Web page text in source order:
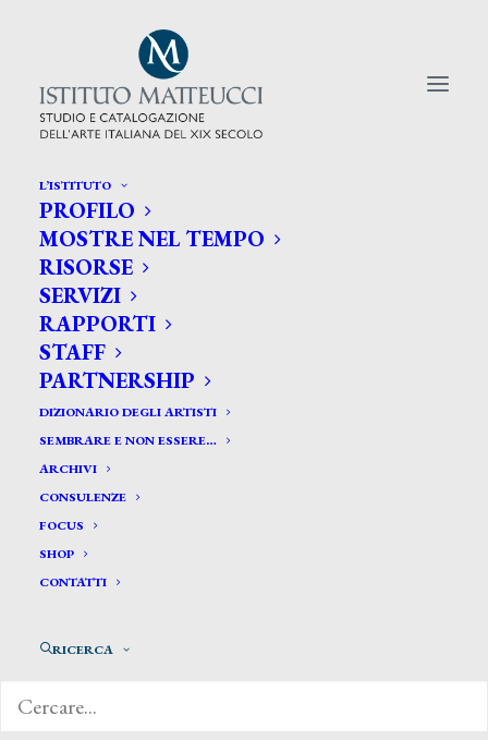
L’ISTITUTO
PROFILO
MOSTRE NEL TEMPO
RISORSE
SERVIZI
RAPPORTI
STAFF
PARTNERSHIP
DIZIONARIO DEGLI ARTISTI
SEMBRARE E NON ESSERE…
ARCHIVI
CONSULENZE
FOCUS
SHOP
CONTATTI
RICERCA
CERCA TRA GLI ARTISTI:
Search
for: